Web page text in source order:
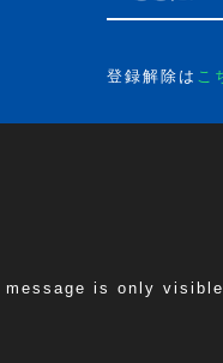
登録解除は こ
is only